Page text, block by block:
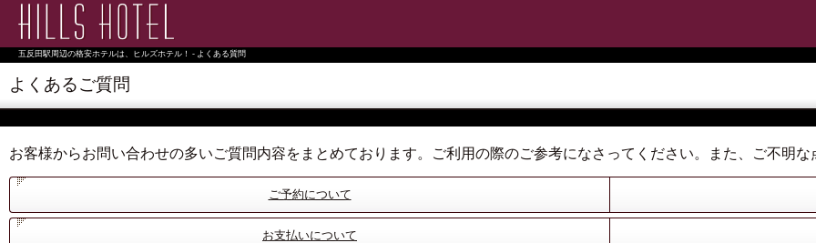
五反田駅周辺の格安ホテルは、ヒルズホテル！ - よくある質問
よくあるご質問
お客様からお問い合わせの多いご質問内容をまとめております。ご利用の際のご参考になさってください。また、ご不明
ご予約について
お支払いについて